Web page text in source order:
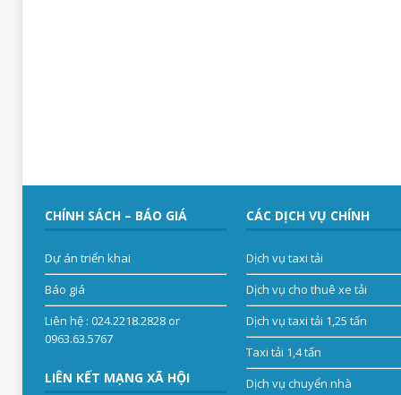
CHÍNH SÁCH – BÁO GIÁ
Dự án triển khai
Báo giá
Liên hệ: 024.2218.2828 or
0963.63.5767
LIÊN KẾT MẠNG XÃ HỘI
CÁC DỊCH VỤ CHÍNH
Dịch vụ taxi tải
Dịch vụ cho thuê xe tải
Dịch vụ taxi tải 1,25 tấn
Taxi tải 1,4 tấn
Dịch vụ chuyển nhà